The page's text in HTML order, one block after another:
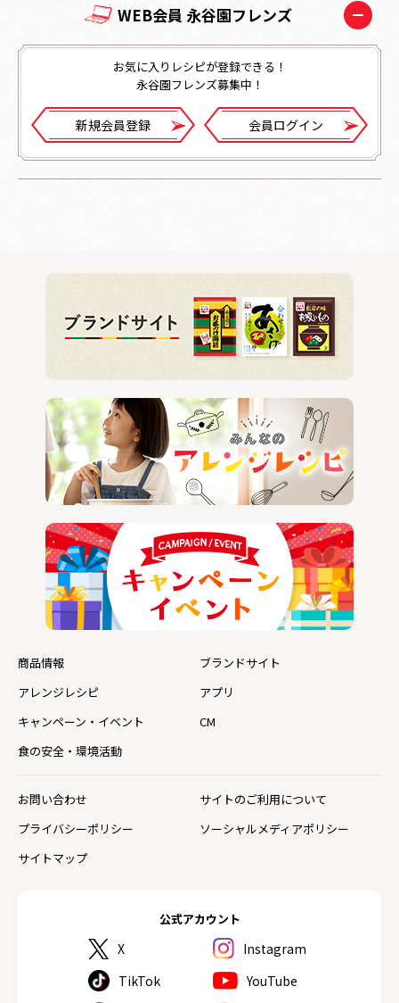
WEB会員 永谷園フレンズ
お気に入りレシピが登録できる！
永谷園フレンズ募集中！
新規会員登録 会員ログイン
公式アカウント
X
Instagram
TikTok
YouTube
商品情報
ブランドサイト
アレンジレシピ
アプリ
キャンペーン・イベント
CM
食の安全・環境活動
お問い合わせ
サイトのご利用について
プライバシーポリシー
ソーシャルメディアポリシー
サイトマップ